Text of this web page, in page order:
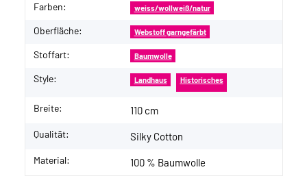
Farben: weiss/wollweiß/natur
Oberfläche: Webstoff garngefärbt
Stoffart: Baumwolle
Style: Landhaus Historisches
Breite: 110 cm
Qualität: Silky Cotton
Material: 100 % Baumwolle